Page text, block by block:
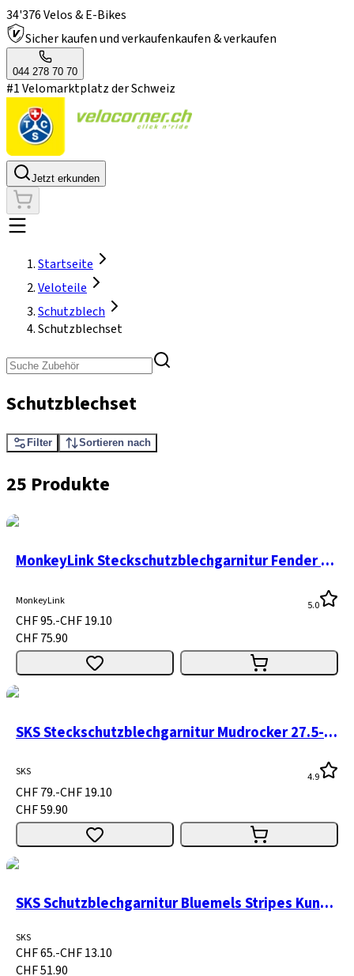
34'376 Velos & E-Bikes
Sicher kaufen und verkaufenkaufen & verkaufen
044 278 70 70
#1 Velomarktplatz der Schweiz
Jetzt erkunden
Startseite
Veloteile
Schutzblech
Schutzblechset
Schutzblechset
Filter Sortieren nach
25 Produkte
MonkeyLink Steckschutzblechgarnitur Fender Connect 26 - 29" schwarz
MonkeyLink 5.0
CHF 95.-CHF 19.10
CHF 75.90
SKS Steckschutzblechgarnitur Mudrocker 27.5-29" schwarz
SKS 4.9
CHF 79.-CHF 19.10
CHF 59.90
SKS Schutzblechgarnitur Bluemels Stripes Kunststoff 28"
SKS
CHF 65.-CHF 13.10
CHF 51.90